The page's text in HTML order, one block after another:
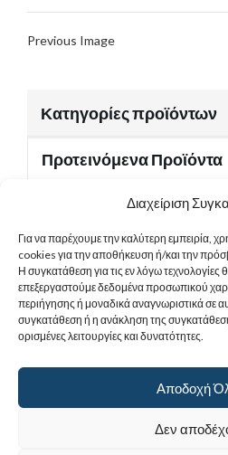
Διαχείριση
Για να παρέχουμε την καλύτερη εμπειρία,
cookies για την αποθήκευση ή/και την
Η συγκατάθεση για τις εν λόγω τεχνολογίες
επεξεργαστούμε δεδομένα προσωπικού
περιήγησης ή μοναδικά αναγνωριστικά σε
συγκατάθεση ή η ανάκληση της
ορισμένες λειτουργίες και δυνατότητες.
Αποδοχή
Δεν
Previous Image
Κατηγορίες προϊόντων
Προτεινόμενα Προϊόντα
Χρήσιμα Έγγραφα
Sitemap
Στοιχεία Επικοινωνίας
Powered